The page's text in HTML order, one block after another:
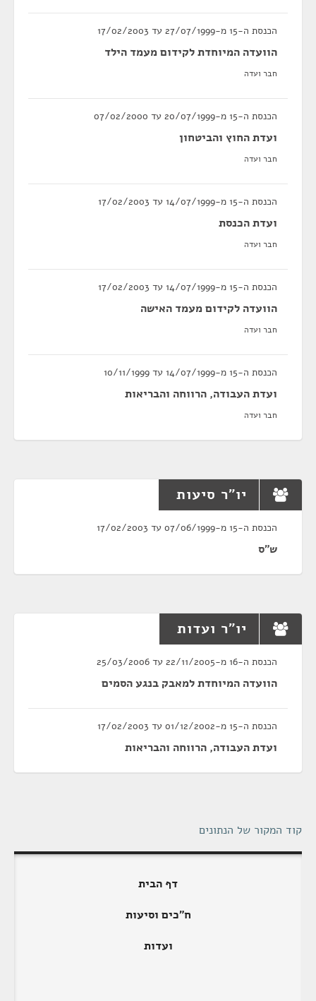
הכנסת ה-15 מ-27/07/1999 עד 17/02/2003
הוועדה המיוחדת לקידום מעמד הילד
חבר ועדה
הכנסת ה-15 מ-20/07/1999 עד 07/02/2000
ועדת החוץ והביטחון
חבר ועדה
הכנסת ה-15 מ-14/07/1999 עד 17/02/2003
ועדת הכנסת
חבר ועדה
הכנסת ה-15 מ-14/07/1999 עד 17/02/2003
הוועדה לקידום מעמד האישה
חבר ועדה
הכנסת ה-15 מ-14/07/1999 עד 10/11/1999
ועדת העבודה, הרווחה והבריאות
חבר ועדה
יו"ר סיעות
הכנסת ה-15 מ-07/06/1999 עד 17/02/2003
ש"ס
יו"ר ועדות
הכנסת ה-16 מ-22/11/2005 עד 25/03/2006
הוועדה המיוחדת למאבק בנגע הסמים
הכנסת ה-15 מ-01/12/2002 עד 17/02/2003
ועדת העבודה, הרווחה והבריאות
קוד המקור של הנתונים
דף הבית
ח"כים וסיעות
ועדות